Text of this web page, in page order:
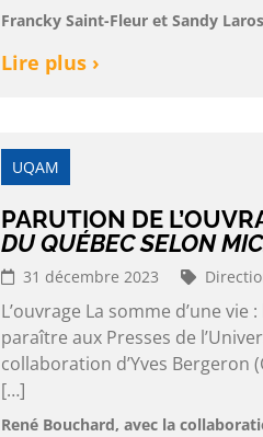
Francky Saint-Fleur et Sandy
Lire plus ›
UQAM
PARUTION DE
DU QUÉBEC SELON
31 décembre 2023
L’ouvrage La somme d’une
paraître aux Presses de
collaboration d’Yves Bergeron
[…]
René Bouchard, avec la